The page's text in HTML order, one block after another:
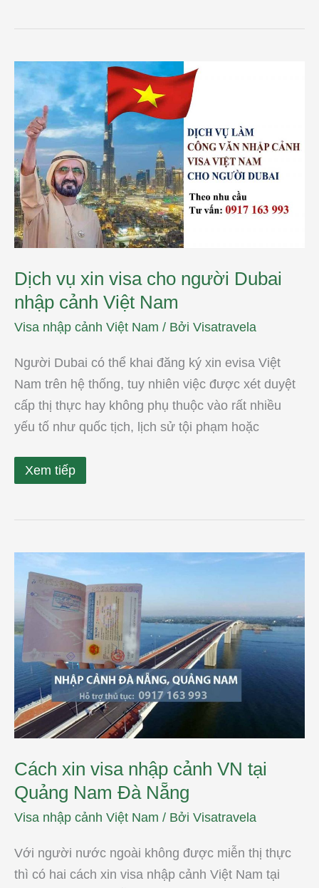
Dịch vụ xin visa cho người Dubai
nhập cảnh Việt Nam
Visa nhập cảnh Việt Nam / Bởi Visatravela
Người Dubai có thể khai đăng ký xin evisa Việt
Nam trên hệ thống, tuy nhiên việc được xét duyệt
cấp thị thực hay không phụ thuộc vào rất nhiều
yếu tố như quốc tịch, lịch sử tội phạm hoặc
Dịch
vụ
visa
cho
người
Dubai
nhập
cảnh
Việt
Nam
Xem tiếp
Cách xin visa nhập cảnh VN tại
Quảng Nam Đà Nẵng
Visa nhập cảnh Việt Nam / Bởi Visatravela
Với người nước ngoài không được miễn thị thực
thì có hai cách xin visa nhập cảnh Việt Nam tại
Cách
xin
visa
nhập
cảnh
VN
Quảng
Nam
Đà
Nẵng